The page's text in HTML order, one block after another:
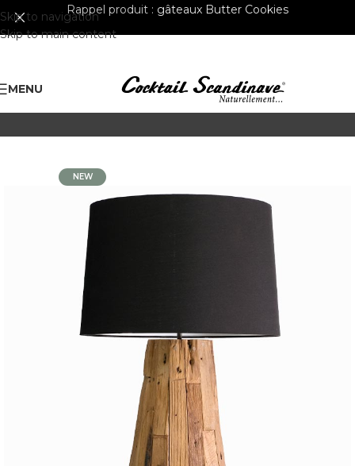
Skip to navigation
Skip to main content
Rappel produit : gâteaux Butter Cookies
MENU
NEW